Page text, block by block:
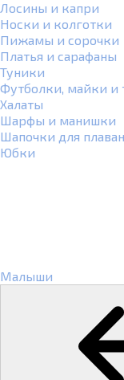
Лосины и капри
Носки и колготки
Пижамы и сорочки
Платья и сарафаны
Туники
Футболки, майки и
Халаты
Шарфы и манишки
Шапочки для
Юбки
Малыши